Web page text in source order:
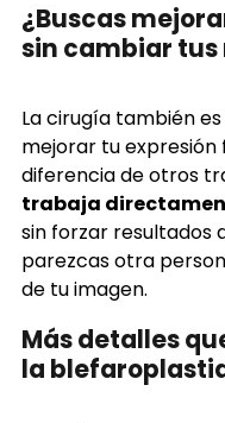
¿Buscas
sin cambiar tus
La cirugía también
mejorar tu expresión
diferencia de otros
trabaja
sin forzar resultados
parezcas otra
de tu imagen.
Más detalles
la